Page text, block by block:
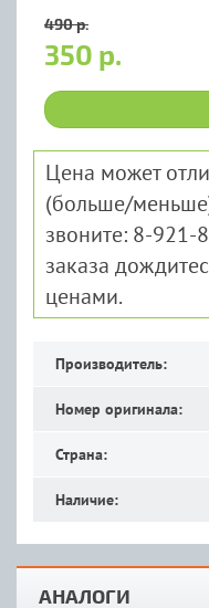
490 р.
350 р.
Цена может
(больше/
звоните: 8-921-
заказа
ценами.
Производитель:
Номер оригинала:
Страна:
Наличие:
АНАЛОГИ